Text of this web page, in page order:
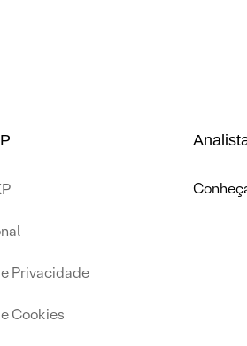
Privacidade
Cookies